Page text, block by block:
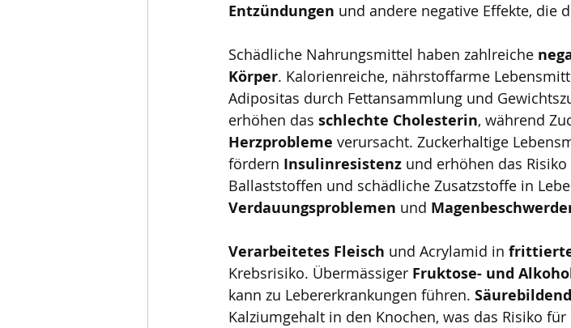
Entzündungen und andere negative Effekte, die
Schädliche Nahrungsmittel haben zahlreiche
Körper. Kalorienreiche, nährstoffarme
Adipositas durch Fettansammlung und
erhöhen das schlechte Cholesterin, während
Herzprobleme verursacht. Zuckerhaltige
fördern Insulinresistenz und erhöhen das
Ballaststoffen und schädliche Zusatzstoffe in
Verdauungsproblemen und
Verarbeitetes Fleisch und Acrylamid in
Krebsrisiko. Übermässiger Fruktose- und
kann zu Lebererkrankungen führen.
Kalziumgehalt in den Knochen, was das Risiko für